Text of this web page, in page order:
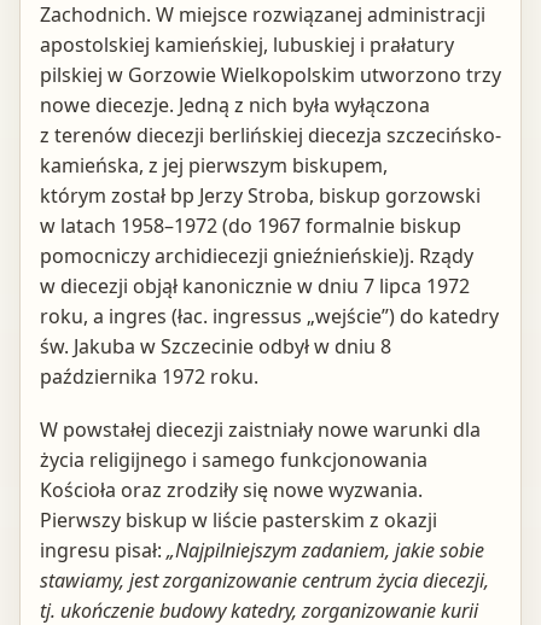
Zachodnich. W miejsce rozwiązanej administracji
apostolskiej kamieńskiej, lubuskiej i prałatury
pilskiej w Gorzowie Wielkopolskim utworzono trzy
nowe diecezje. Jedną z nich była wyłączona
z terenów diecezji berlińskiej diecezja szczecińsko-
kamieńska, z jej pierwszym biskupem,
którym został bp Jerzy Stroba, biskup gorzowski
w latach 1958–1972 (do 1967 formalnie biskup
pomocniczy archidiecezji gnieźnieńskie)j. Rządy
w diecezji objął kanonicznie w dniu 7 lipca 1972
roku, a ingres (łac. ingressus „wejście”) do katedry
św. Jakuba w Szczecinie odbył w dniu 8
października 1972 roku.
W powstałej diecezji zaistniały nowe warunki dla
życia religijnego i samego funkcjonowania
Kościoła oraz zrodziły się nowe wyzwania.
Pierwszy biskup w liście pasterskim z okazji
ingresu pisał: „Najpilniejszym zadaniem, jakie sobie
stawiamy, jest zorganizowanie centrum życia diecezji,
tj. ukończenie budowy katedry, zorganizowanie kurii